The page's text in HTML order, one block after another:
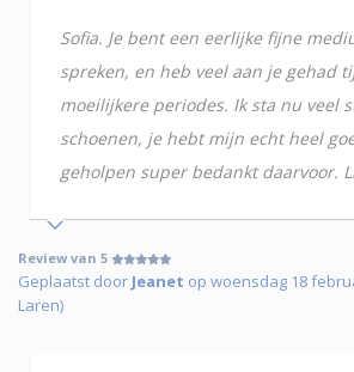
Sofia. Je bent een eerlijke fijne
spreken, en heb veel aan je gehad
moeilijkere periodes. Ik sta nu veel
schoenen, je hebt mijn echt heel
geholpen super bedankt daarvoor.
Review van 5
Geplaatst door Jeanet op woensdag 18
Laren)